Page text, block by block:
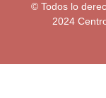
© Todos lo
2024